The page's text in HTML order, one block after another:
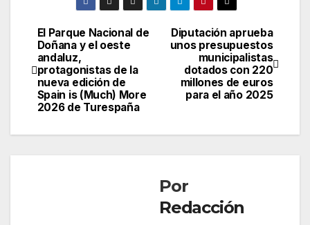
Navegación
de
entradas
Diputación aprueba
unos presupuestos
municipalistas
dotados con 220
millones de euros
para el año 2025
El Parque Nacional de
Doñana y el oeste
andaluz,
protagonistas de la
nueva edición de
Spain is (Much) More
2026 de Turespaña
Por
Redacción